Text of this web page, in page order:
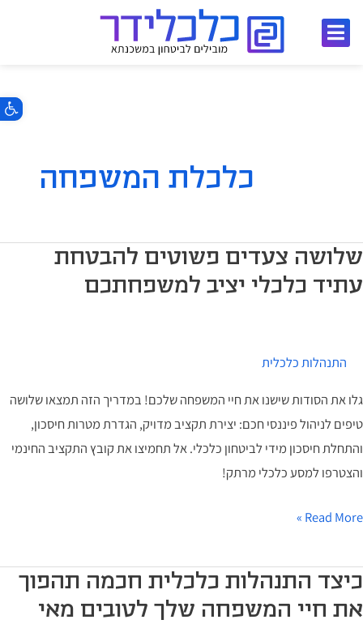
פתח
לתוכן
כלכלת המשפחה
שלושה צעדים פשוטים להבטחת
עתיד כלכלי יציב למשפחתכם
התנהלות כלכלית
גלו את הסודות שישנו את חיי המשפחה שלכם! במדריך הזה תמצאו שלושה
טיפים לניהול פיננסי חכם: יצירת תקציב מדויק, הגדרת מטרות חיסכון,
והתחלת חיסכון מידי לביטחון כלכלי. אל תחמיצו את קובץ התקציב החינמי
והצטרפו למסע כלכלי מרתק!
שלושה
צעדים
יציב
למשפחתכם
Read More »
כיצד התנהלות כלכלית חכמה תהפוך
את חיי המשפחה שלך לטובים מאי
כיצד
התנהלות